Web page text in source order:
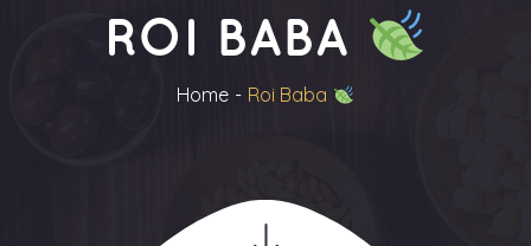
ROI BABA
Home Roi Baba